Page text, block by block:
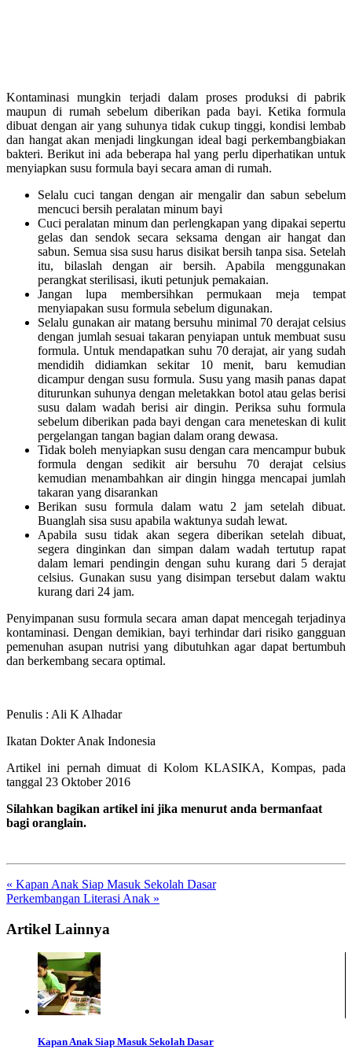
Kontaminasi mungkin terjadi dalam proses produksi di pabrik
maupun di rumah sebelum diberikan pada bayi. Ketika formula
dibuat dengan air yang suhunya tidak cukup tinggi, kondisi lembab
dan hangat akan menjadi lingkungan ideal bagi perkembangbiakan
bakteri. Berikut ini ada beberapa hal yang perlu diperhatikan untuk
menyiapkan susu formula bayi secara aman di rumah.
Selalu cuci tangan dengan air mengalir dan sabun sebelum
mencuci bersih peralatan minum bayi
Cuci peralatan minum dan perlengkapan yang dipakai sepertu
gelas dan sendok secara seksama dengan air hangat dan
sabun. Semua sisa susu harus disikat bersih tanpa sisa. Setelah
itu, bilaslah dengan air bersih. Apabila menggunakan
perangkat sterilisasi, ikuti petunjuk pemakaian.
Jangan lupa membersihkan permukaan meja tempat
menyiapakan susu formula sebelum digunakan.
Selalu gunakan air matang bersuhu minimal 70 derajat celsius
dengan jumlah sesuai takaran penyiapan untuk membuat susu
formula. Untuk mendapatkan suhu 70 derajat, air yang sudah
mendidih didiamkan sekitar 10 menit, baru kemudian
dicampur dengan susu formula. Susu yang masih panas dapat
diturunkan suhunya dengan meletakkan botol atau gelas berisi
susu dalam wadah berisi air dingin. Periksa suhu formula
sebelum diberikan pada bayi dengan cara meneteskan di kulit
pergelangan tangan bagian dalam orang dewasa.
Tidak boleh menyiapkan susu dengan cara mencampur bubuk
formula dengan sedikit air bersuhu 70 derajat celsius
kemudian menambahkan air dingin hingga mencapai jumlah
takaran yang disarankan
Berikan susu formula dalam watu 2 jam setelah dibuat.
Buanglah sisa susu apabila waktunya sudah lewat.
Apabila susu tidak akan segera diberikan setelah dibuat,
segera dinginkan dan simpan dalam wadah tertutup rapat
dalam lemari pendingin dengan suhu kurang dari 5 derajat
celsius. Gunakan susu yang disimpan tersebut dalam waktu
kurang dari 24 jam.
Penyimpanan susu formula secara aman dapat mencegah terjadinya
kontaminasi. Dengan demikian, bayi terhindar dari risiko gangguan
pemenuhan asupan nutrisi yang dibutuhkan agar dapat bertumbuh
dan berkembang secara optimal.
Penulis : Ali K Alhadar
Ikatan Dokter Anak Indonesia
Artikel ini pernah dimuat di Kolom KLASIKA, Kompas, pada
tanggal 23 Oktober 2016
Silahkan bagikan artikel ini jika menurut anda bermanfaat
bagi oranglain.
« Kapan Anak Siap Masuk Sekolah Dasar
Perkembangan Literasi Anak »
Artikel Lainnya
Kapan Anak Siap Masuk Sekolah Dasar